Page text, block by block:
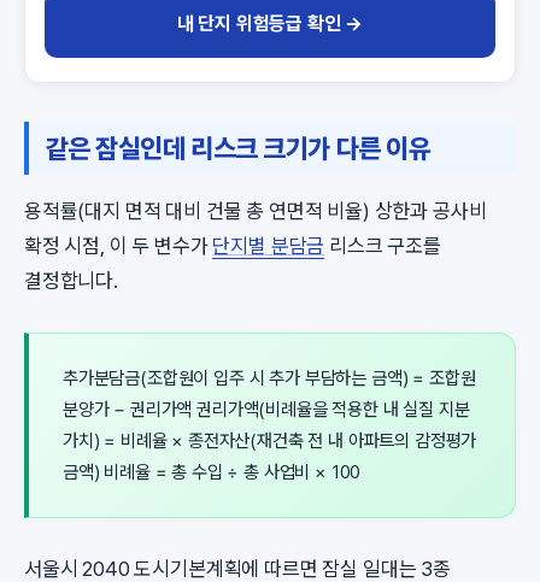
내 단지 위험등급 확인 →
같은 잠실인데 리스크 크기가 다른 이유
용적률(대지 면적 대비 건물 총 연면적 비율) 상한과 공사비
확정 시점, 이 두 변수가 단지별 분담금 리스크 구조를
결정합니다.
추가분담금(조합원이 입주 시 추가 부담하는 금액) = 조합원
분양가 − 권리가액 권리가액(비례율을 적용한 내 실질 지분
가치) = 비례율 × 종전자산(재건축 전 내 아파트의 감정평가
금액) 비례율 = 총 수입 ÷ 총 사업비 × 100
서울시 2040 도시기본계획에 따르면 잠실 일대는 3종